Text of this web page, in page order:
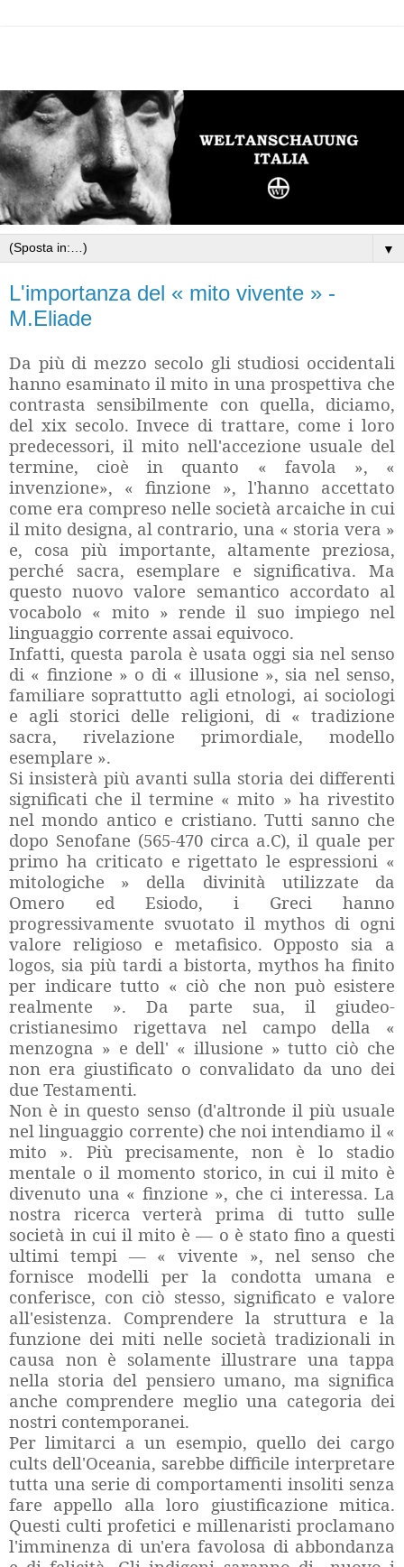
▼
L'importanza del « mito vivente » -
M.Eliade
Da più di mezzo secolo gli studiosi occidentali
hanno esaminato il mito in una prospettiva che
contrasta sensibilmente con quella, diciamo,
del xix secolo. Invece di trattare, come i loro
predecessori, il mito nell'accezione usuale del
termine, cioè in quanto « favola », «
invenzione», « finzione », l'hanno accettato
come era compreso nelle società arcaiche in cui
il mito designa, al contrario, una « storia vera »
e, cosa più importante, altamente preziosa,
perché sacra, esemplare e significativa. Ma
questo nuovo valore semantico accordato al
vocabolo « mito » rende il suo impiego nel
linguaggio corrente assai equivoco.
Infatti, questa parola è usata oggi sia nel senso
di « finzione » o di « illusione », sia nel senso,
familiare soprattutto agli etnologi, ai sociologi
e agli storici delle religioni, di « tradizione
sacra, rivelazione primordiale, modello
esemplare ».
Si insisterà più avanti sulla storia dei differenti
significati che il termine « mito » ha rivestito
nel mondo antico e cristiano. Tutti sanno che
dopo Senofane (565-470 circa a.C), il quale per
primo ha criticato e rigettato le espressioni «
mitologiche » della divinità utilizzate da
Omero ed Esiodo, i Greci hanno
progressivamente svuotato il mythos di ogni
valore religioso e metafisico. Opposto sia a
logos, sia più tardi a bistorta, mythos ha finito
per indicare tutto « ciò che non può esistere
realmente ». Da parte sua, il giudeo-
cristianesimo rigettava nel campo della «
menzogna » e dell' « illusione » tutto ciò che
non era giustificato o convalidato da uno dei
due Testamenti.
Non è in questo senso (d'altronde il più usuale
nel linguaggio corrente) che noi intendiamo il «
mito ». Più precisamente, non è lo stadio
mentale o il momento storico, in cui il mito è
divenuto una « finzione », che ci interessa. La
nostra ricerca verterà prima di tutto sulle
società in cui il mito è — o è stato fino a questi
ultimi tempi — « vivente », nel senso che
fornisce modelli per la condotta umana e
conferisce, con ciò stesso, significato e valore
all'esistenza. Comprendere la struttura e la
funzione dei miti nelle società tradizionali in
causa non è solamente illustrare una tappa
nella storia del pensiero umano, ma significa
anche comprendere meglio una categoria dei
nostri contemporanei.
Per limitarci a un esempio, quello dei cargo
cults dell'Oceania, sarebbe difficile interpretare
tutta una serie di comportamenti insoliti senza
fare appello alla loro giustificazione mitica.
Questi culti profetici e millenaristi proclamano
l'imminenza di un'era favolosa di abbondanza